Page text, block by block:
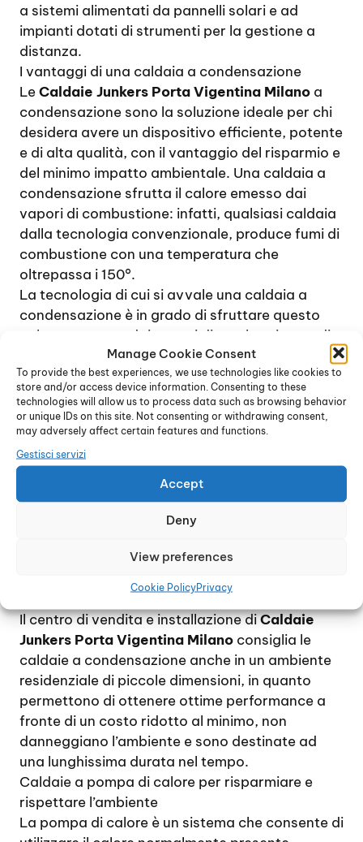
Manage Cookie Consent
To provide the best experiences, we use technologies like cookies to
store and/or access device information. Consenting to these
technologies will allow us to process data such as browsing behavior
or unique IDs on this site. Not consenting or withdrawing consent,
may adversely affect certain features and functions.
Gestisci servizi
Accept
Deny
View preferences
Cookie PolicyPrivacy
a sistemi alimentati da pannelli solari e ad
impianti dotati di strumenti per la gestione a
distanza.
I vantaggi di una caldaia a condensazione
LeCaldaie Junkers Porta Vigentina Milano a
condensazione sono la soluzione ideale per chi
desidera avere un dispositivo efficiente, potente
e di alta qualità, con il vantaggio del risparmio e
del minimo impatto ambientale. Una caldaia a
condensazione sfrutta il calore emesso dai
vapori di combustione: infatti, qualsiasi caldaia
dalla tecnologia convenzionale, produce fumi di
combustione con una temperatura che
oltrepassa i 150°.
La tecnologia di cui si avvale una caldaia a
condensazione è in grado di sfruttare questo
calore generato dai vapori di combustione e di
riutilizzarlo per incrementare la potenza
dell’impianto di riscaldamento.
Lo scambiatore di calore di una caldaia a
condensazione riesce ad ottenere vapore
acqueo dai fumi di scarico ed a cedere il calore
ottenuto durante il processo di condensazione
all’impianto di riscaldamento il quale, di
conseguenza, riuscirà a raggiungere più
rapidamente la temperatura desiderata. Il
una caldaia a condensazione è realmente
notevole: per tale ragione questo tipo di caldaia
può essere considerata un ottimo investimento.
Il centro di vendita e installazione diCaldaie
Junkers Porta Vigentina Milano consiglia le
caldaie a condensazione anche in un ambiente
residenziale di piccole dimensioni, in quanto
permettono di ottenere ottime performance a
fronte di un costo ridotto al minimo, non
danneggiano l’ambiente e sono destinate ad
una lunghissima durata nel tempo.
Caldaie a pompa di calore per risparmiare e
rispettare l’ambiente
La pompa di calore è un sistema che consente di